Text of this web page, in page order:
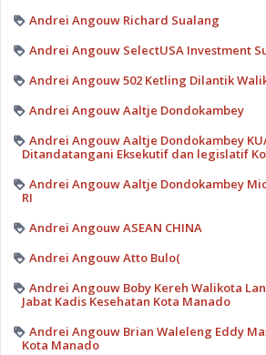
Andrei Angouw Richard Sualang
Andrei Angouw SelectUSA Investment
Andrei Angouw 502 Ketling Dilantik
Andrei Angouw Aaltje Dondokambey
Andrei Angouw Aaltje Dondokambey
Ditandatangani Eksekutif dan legislatif
Andrei Angouw Aaltje Dondokambey
RI
Andrei Angouw ASEAN CHINA
Andrei Angouw Atto Bulo(
Andrei Angouw Boby Kereh Walikota
Jabat Kadis Kesehatan Kota Manado
Andrei Angouw Brian Waleleng Eddy
Kota Manado